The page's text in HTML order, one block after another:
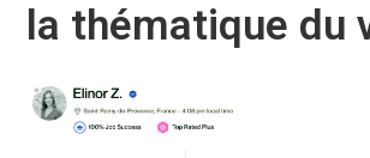
la thématique du